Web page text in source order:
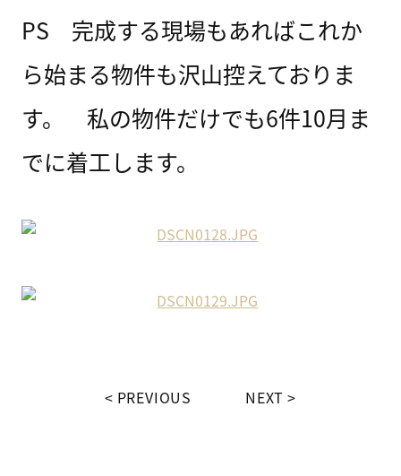
PS 完成する現場もあればこれか
ら始まる物件も沢山控えておりま
す。 私の物件だけでも6件10月ま
でに着工します。
PREVIOUS NEXT